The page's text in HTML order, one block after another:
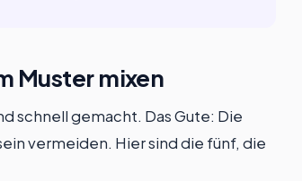
Muster mixen
schnell gemacht. Das Gute: Die
vermeiden. Hier sind die fünf, die